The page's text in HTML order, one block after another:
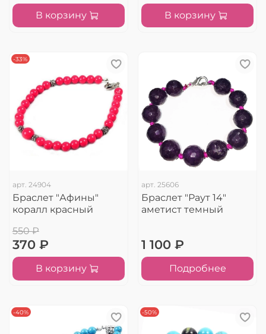
В корзину В корзину
-33%
арт. 24904
Браслет "Афины"
коралл красный
550 ₽
370 ₽
В корзину
арт. 25606
Браслет "Раут 14"
аметист темный
1 100 ₽
Подробнее
-40% -50%